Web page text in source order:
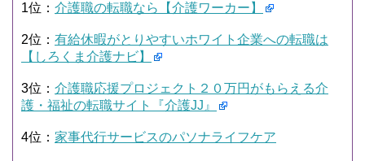
1位： 介護職の転職なら【介護ワーカー】
2位： 有給休暇がとりやすいホワイト企業への転職は
【しろくま介護ナビ】
3位： 介護職応援プロジェクト２０万円がもらえる介
護・福祉の転職サイト『介護JJ』
4位： 家事代行サービスのパソナライフケア